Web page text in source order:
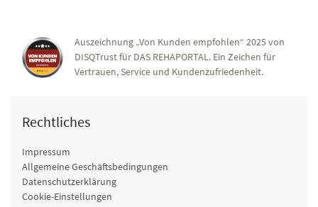
Auszeichnung „Von Kunden empfohlen“ 2025 von
DISQTrust für DAS REHAPORTAL. Ein Zeichen für
Vertrauen, Service und Kundenzufriedenheit.
Rechtliches
Impressum
Allgemeine Geschäftsbedingungen
Datenschutzerklärung
Cookie-Einstellungen